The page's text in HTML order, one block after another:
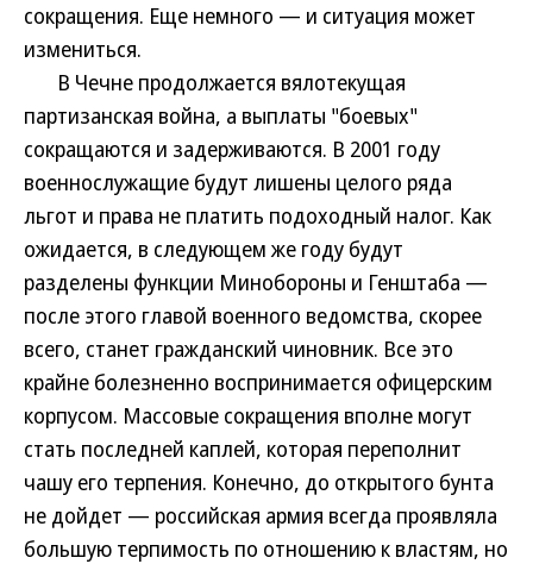
сокращения. Еще немного — и ситуация может
измениться.
В Чечне продолжается вялотекущая
партизанская война, а выплаты "боевых"
сокращаются и задерживаются. В 2001 году
военнослужащие будут лишены целого ряда
льгот и права не платить подоходный налог. Как
ожидается, в следующем же году будут
разделены функции Минобороны и Генштаба —
после этого главой военного ведомства, скорее
всего, станет гражданский чиновник. Все это
крайне болезненно воспринимается офицерским
корпусом. Массовые сокращения вполне могут
стать последней каплей, которая переполнит
чашу его терпения. Конечно, до открытого бунта
не дойдет — российская армия всегда проявляла
большую терпимость по отношению к властям, но